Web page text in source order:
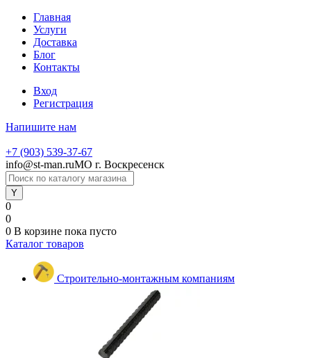
Главная
Услуги
Доставка
Блог
Контакты
Вход
Регистрация
Напишите нам
+7 (903) 539-37-67
info@st-man.ruМО г. Воскресенск
0
0
0 В корзине пока пусто
Каталог товаров
Строительно-монтажным компаниям